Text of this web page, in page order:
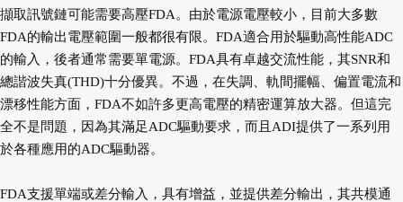
擷取訊號鏈可能需要高壓FDA。由於電源電壓較小，目前大多數
FDA的輸出電壓範圍一般都很有限。FDA適合用於驅動高性能ADC
的輸入，後者通常需要單電源。FDA具有卓越交流性能，其SNR和
總諧波失真(THD)十分優異。不過，在失調、軌間擺幅、偏置電流和
漂移性能方面，FDA不如許多更高電壓的精密運算放大器。但這完
全不是問題，因為其滿足ADC驅動要求，而且ADI提供了一系列用
於各種應用的ADC驅動器。
FDA支援單端或差分輸入，具有增益，並提供差分輸出，其共模通